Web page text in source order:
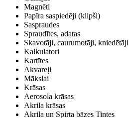
Magnēti
Papīra saspiedēji (klipši)
Saspraudes
Spraudītes, adatas
Skavotāji, caurumotāji, kniedētāji
Kalkulatori
Kartītes
Akvareļi
Mākslai
Krāsas
Aerosola krāsas
Akrila krāsas
Akrila un Spirta bāzes Tintes